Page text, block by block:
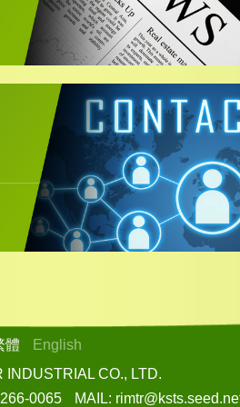
體
English
INDUSTRIAL CO., LTD.
0065 MAIL: